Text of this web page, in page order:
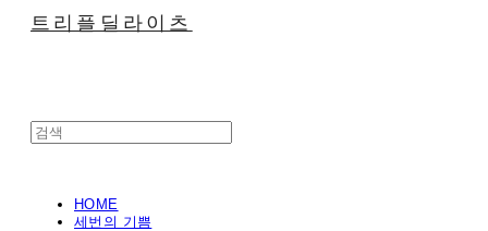
트리플딜라이츠
HOME
세번의 기쁨